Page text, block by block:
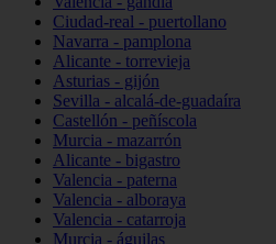
Ciudad-real - puertollano
Navarra - pamplona
Alicante - torrevieja
Asturias - gijón
Sevilla - alcalá-de-guadaíra
Castellón - peñíscola
Murcia - mazarrón
Alicante - bigastro
Valencia - paterna
Valencia - alboraya
Valencia - catarroja
Murcia - águilas